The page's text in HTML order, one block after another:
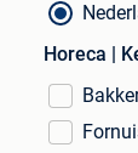
Horeca |